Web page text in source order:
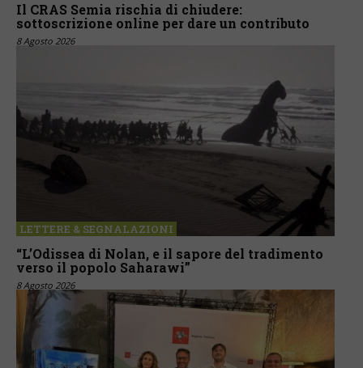
Il CRAS Semia rischia di chiudere:
sottoscrizione online per dare un contributo
8 Agosto 2026
LETTERE & SEGNALAZIONI
“L’Odissea di Nolan, e il sapore del tradimento
verso il popolo Saharawi”
8 Agosto 2026